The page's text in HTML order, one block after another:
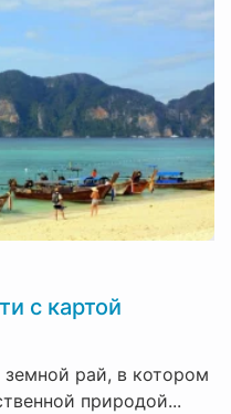
с картой
рай, в котором
природой...